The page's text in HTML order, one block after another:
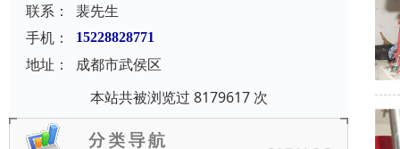
联系：
裴先生
手机：
15228828771
地址：
成都市武侯区
本站共被浏览过 8179617 次